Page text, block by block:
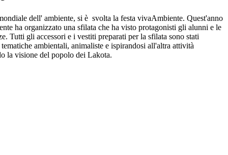
dell' ambiente, si è svolta la festa vivaAmbiente. Quest'anno
ha organizzato una sfilata che ha visto protagonisti gli alunni e le
Tutti gli accessori e i vestiti preparati per la sfilata sono stati
ambientali, animaliste e ispirandosi all'altra attività
la visione del popolo dei Lakota.